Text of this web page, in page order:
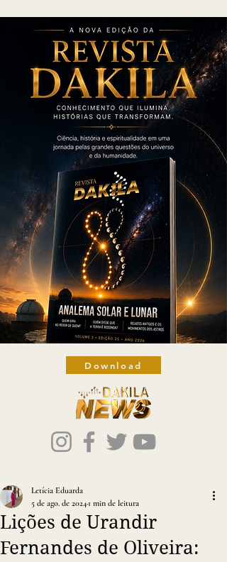
Download
Lições de Urandir
Fernandes de Oliveira:
Letícia Eduarda
5 de ago. de 2024 1 min de leitura